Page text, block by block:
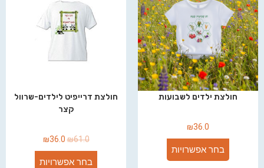
חולצת ילדים לשבועות
₪36.0
בחר אפשרויות
חולצת דרייפיט לילדים-שרוול
קצר
₪61.0
₪36.0
בחר אפשרויות